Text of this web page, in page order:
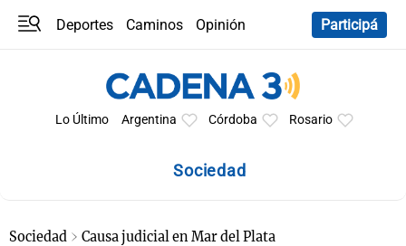
Deportes Caminos
Opinión
Participá
Lo Último Argentina Córdoba Rosario
Sociedad
Sociedad Causa judicial en Mar del Plata